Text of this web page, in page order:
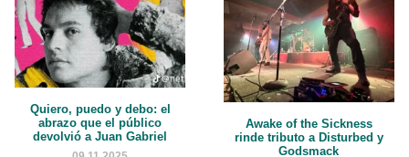
Quiero, puedo y debo: el
abrazo que el público
devolvió a Juan Gabriel
Awake of the Sickness
rinde tributo a Disturbed y
Godsmack